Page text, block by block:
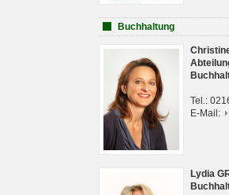
Buchhaltung
Tel.:
E-Mail:
Lydia